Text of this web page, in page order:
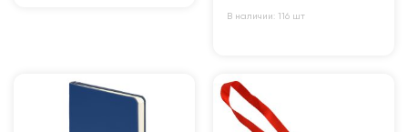
В наличии: 116 шт